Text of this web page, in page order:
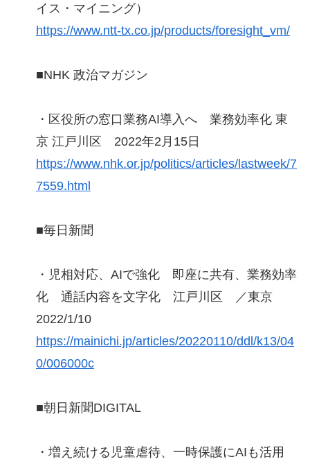
イス・マイニング）
https://www.ntt-tx.co.jp/products/foresight_vm/
■NHK 政治マガジン
・区役所の窓口業務AI導入へ 業務効率化 東
京 江戸川区 2022年2月15日
https://www.nhk.or.jp/politics/articles/lastweek/7
7559.html
■毎日新聞
・児相対応、AIで強化 即座に共有、業務効率
化 通話内容を文字化 江戸川区 ／東京
2022/1/10
https://mainichi.jp/articles/20220110/ddl/k13/04
0/006000c
■朝日新聞DIGITAL
・増え続ける児童虐待、一時保護にAIも活用